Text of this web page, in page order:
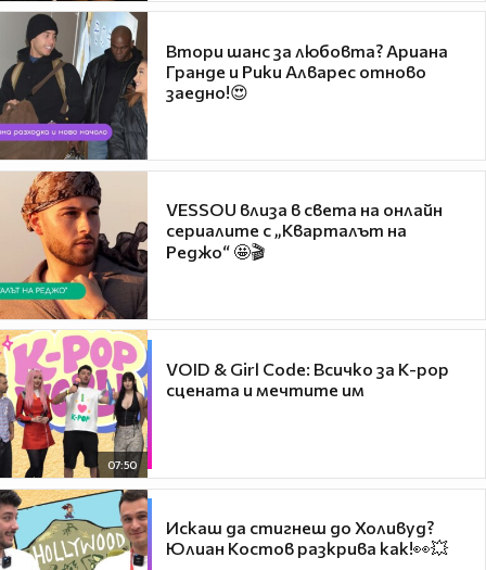
Втори шанс за любовта? Ариана
Гранде и Рики Алварес отново
заедно!😍
VESSOU влиза в света на онлайн
сериалите с „Кварталът на
Реджо“ 🤩🎬
07:50
VOID & Girl Code: Всичко за K-pop
сцената и мечтите им
Искаш да стигнеш до Холивуд?
Юлиан Костов разкрива как!👀💥